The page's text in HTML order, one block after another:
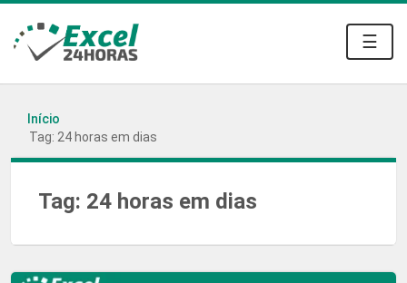
☰
Início
Tag: 24 horas em dias
Tag: 24 horas em dias